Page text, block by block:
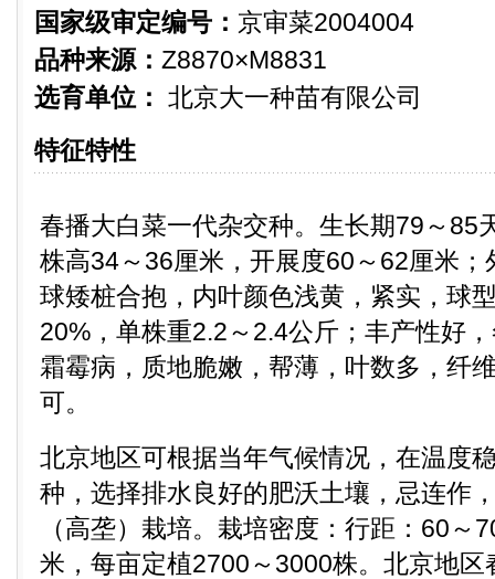
国家级审定编号： 京审菜2004004
品种来源： Z8870×M8831
选育单位： 北京大一种苗有限公司
特征特性
春播大白菜一代杂交种。生长期79～85
株高34～36厘米，开展度60～62厘米
球矮桩合抱，内叶颜色浅黄，紧实，球
20%，单株重2.2～2.4公斤；丰产性好
霜霉病，质地脆嫩，帮薄，叶数多，纤
可。
北京地区可根据当年气候情况，在温度
种，选择排水良好的肥沃土壤，忌连作
（高垄）栽培。栽培密度：行距：60～
米，每亩定植2700～3000株。北京地